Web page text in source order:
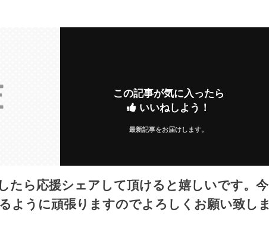
この記事が気に入ったら
いいねしよう！
最新記事をお届けします。
たら応援シェアして頂けると嬉しいです。今
ように頑張りますのでよろしくお願い致しま